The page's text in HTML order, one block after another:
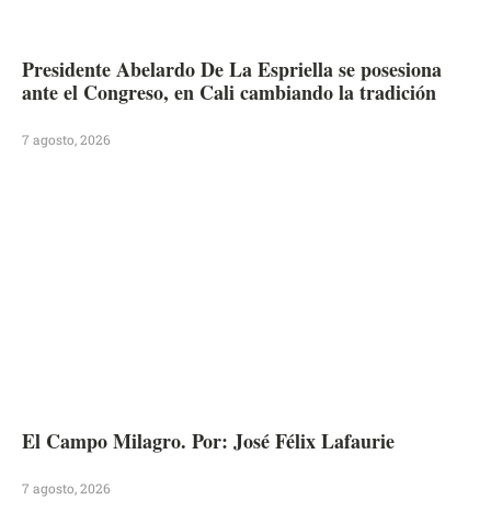
Presidente Abelardo De La Espriella se posesiona
ante el Congreso, en Cali cambiando la tradición
7 agosto, 2026
El Campo Milagro. Por: José Félix Lafaurie
7 agosto, 2026